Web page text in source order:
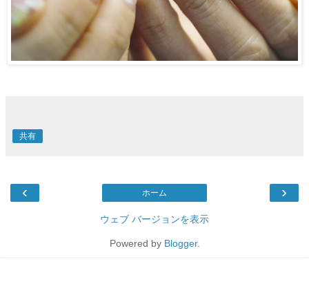
共有
‹ ›
ホーム
ウェブ バージョンを表示
Powered by Blogger.